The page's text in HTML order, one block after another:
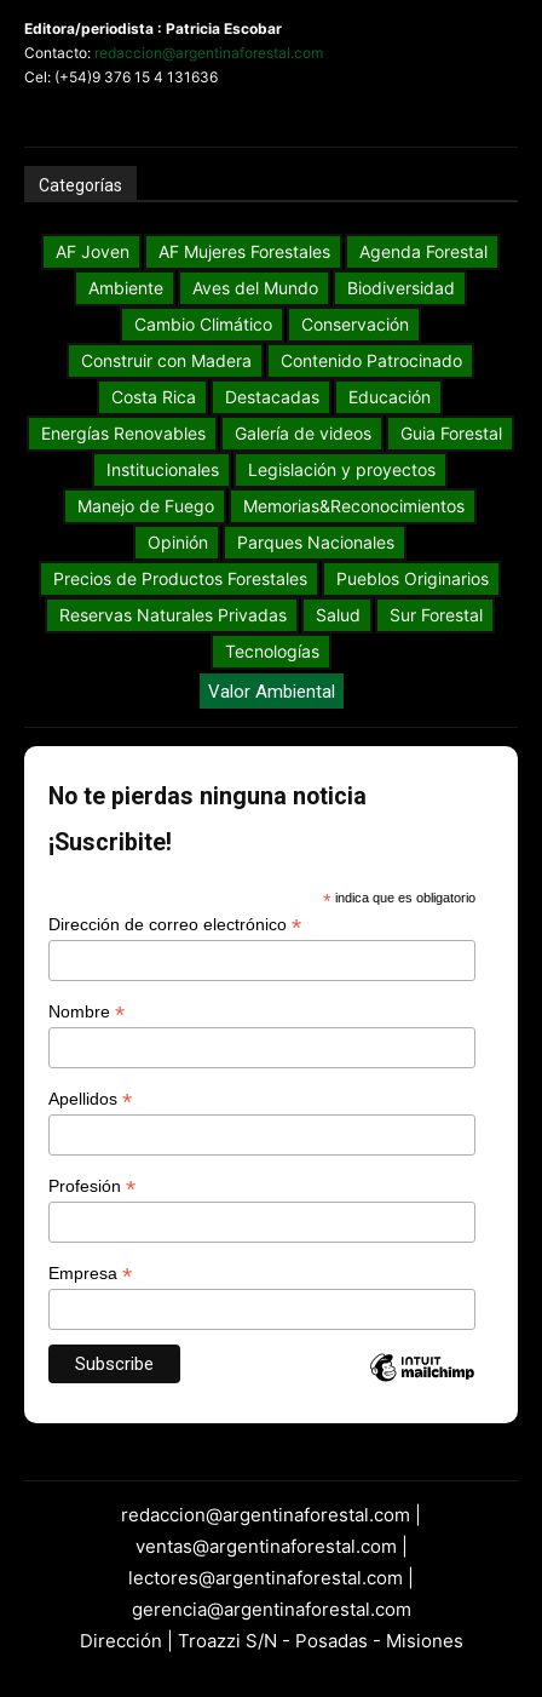
Editora/periodista : Patricia Escobar
Contacto: redaccion@argentinaforestal.com
Cel: (+54)9 376 15 4 131636
Categorías
AF Joven AF Mujeres Forestales
Agenda Forestal
Ambiente
Aves del Mundo
Biodiversidad
Cambio Climático
Conservación
Construir con Madera
Contenido Patrocinado
Costa Rica
Destacadas
Educación
Energías Renovables
Galería de videos
Guia Forestal
Institucionales
Legislación y proyectos
Manejo de Fuego
Memorias&Reconocimientos
Opinión
Parques Nacionales
Precios de Productos Forestales
Pueblos Originarios
Reservas Naturales Privadas
Salud
Sur Forestal
Tecnologías
Valor Ambiental
No te pierdas ninguna noticia
¡Suscribite!
* indica que es obligatorio
Dirección de correo electrónico *
Nombre *
Apellidos *
Profesión *
Empresa *
redaccion@argentinaforestal.com |
ventas@argentinaforestal.com |
lectores@argentinaforestal.com |
gerencia@argentinaforestal.com
Dirección | Troazzi S/N - Posadas - Misiones